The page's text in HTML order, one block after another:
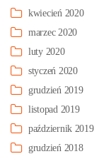
kwiecień 2020
marzec 2020
luty 2020
styczeń 2020
grudzień 2019
listopad 2019
październik 2019
grudzień 2018